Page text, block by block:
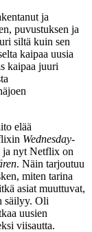
ja
puvustuksen ja
siltä kuin sen
kaipaa uusia
kaipaa juuri
elää
Wednesday-
ja nyt Netflix on
. Näin tarjoutuu
miten tarina
asiat muuttuvat,
säilyy. Oli
uusien
viisautta.